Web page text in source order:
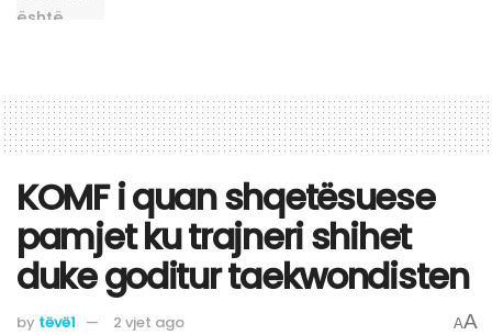
KOMF i quan shqetësuese
pamjet ku trajneri shihet
duke goditur taekwondisten
by tëvë1 2 vjet ago AA